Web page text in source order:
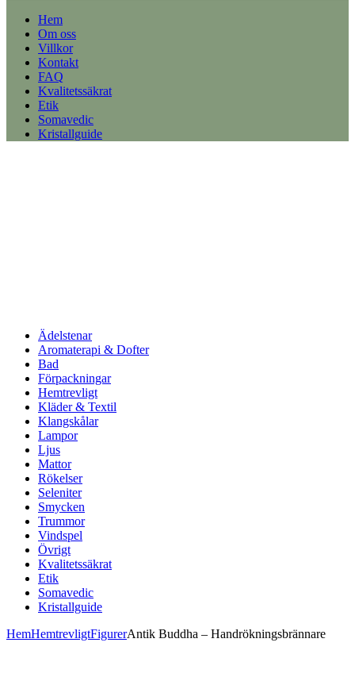
Hem
Om oss
Villkor
Kontakt
FAQ
Kvalitetssäkrat
Etik
Somavedic
Kristallguide
Ädelstenar
Aromaterapi & Dofter
Bad
Förpackningar
Hemtrevligt
Kläder & Textil
Klangskålar
Lampor
Ljus
Mattor
Rökelser
Seleniter
Smycken
Trummor
Vindspel
Övrigt
Kvalitetssäkrat
Etik
Somavedic
Kristallguide
HemHemtrevligtFigurerAntik Buddha – Handrökningsbrännare